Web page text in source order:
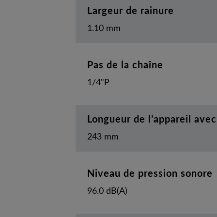
Largeur de rainure
1.10 mm
Pas de la chaîne
1/4"P
Longueur de l’appareil
243 mm
Niveau de pression sonore
96.0 dB(A)